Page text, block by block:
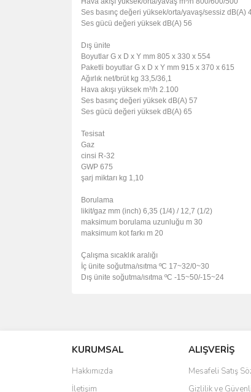
Ses basınç değeri yüksek/orta/yavaş/sessiz dB(A)
Ses gücü değeri yüksek dB(A) 56
Dış ünite
Boyutlar G x D x Y mm 805 x 330 x 554
Paketli boyutlar G x D x Y mm 915 x 370 x 615
Ağırlık net/brüt kg 33,5/36,1
Hava akışı yüksek m³/h 2.100
Ses basınç değeri yüksek dB(A) 57
Ses gücü değeri yüksek dB(A) 65
Tesisat
Gaz
cinsi R-32
GWP 675
şarj miktarı kg 1,10
Borulama
likit/gaz mm (inch) 6,35 (1/4) / 12,7 (1/2)
maksimum borulama uzunluğu m 30
maksimum kot farkı m 20
Çalışma sıcaklık aralığı
İç ünite soğutma/ısıtma ºC 17~32/0~30
Dış ünite soğutma/ısıtma ºC -15~50/-15~24
Ürün resmi kalitesiz, bozuk veya
Ürün açıklamasında eksik bilgiler
Ürün bilgilerinde hatalar bulunuyor.
KURUMSAL
Hakkımızda
İletişim
ALIŞVERİŞ
Mesafeli Satış
Gizlilik ve